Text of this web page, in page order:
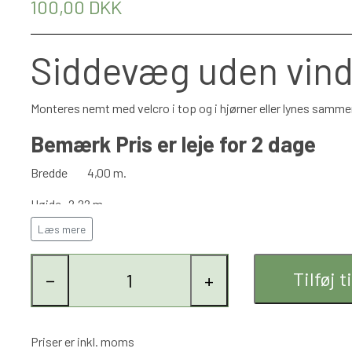
100,00 DKK
Siddevæg uden
Monteres nemt med velcro i top og i hjørner eller lynes
Bemærk Pris er leje for 2 dage
Bredde 4,00 m.
Højde 2,22 m.
Farve Hvid
Bemærk
Læs mere
− + Tilføj
Priser er inkl. moms